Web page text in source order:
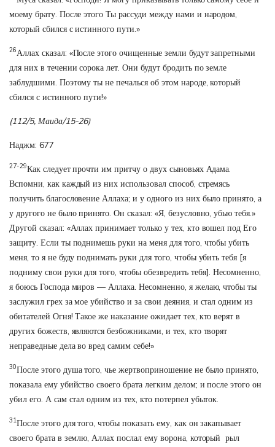
моему брату. После этого Ты рассуди между нами и народом,
который сбился с истинного пути.»
26Аллах сказал: «После этого очищенные земли будут запретными
для них в течении сорока лет. Они будут бродить по земле
заблудшими. Поэтому ты не печалься об этом народе, который
сбился с истинного пути!»
(112/5, Маида/15-26)
Наджм: 677
27-29Как следует прочти им притчу о двух сыновьях Адама.
Вспомни, как каждый из них использовал способ, стремясь
получить благословение Аллаха; и у одного из них было принято, а
у другого не было принято. Он сказал: «Я, безусловно, убью тебя.»
Другой сказал: «Аллах принимает только у тех, кто вошел под Его
защиту. Если ты поднимешь руки на меня для того, чтобы убить
меня, то я не буду поднимать руки для того, чтобы убить тебя [я
подниму свои руки для того, чтобы обезвредить тебя]. Несомненно,
я боюсь Господа миров — Аллаха. Несомненно, я желаю, чтобы ты
заслужил грех за мое убийство и за свои деяния, и стал одним из
обитателей Огня! Такое же наказание ожидает тех, кто верят в
других божеств, являются безбожниками, и тех, кто творят
неправедные дела во вред самим себе!»
30После этого душа того, чье жертвоприношение не было принято,
показала ему убийство своего брата легким делом; и после этого он
убил его. А сам стал одним из тех, кто потерпел убыток.
31После этого для того, чтобы показать ему, как он закапывает
своего брата в землю, Аллах послал ему ворона, который рыл